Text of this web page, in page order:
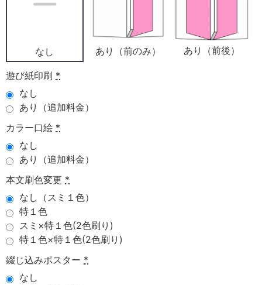
なし あり（前のみ） あり（前後）
遊び紙印刷 *
なし
あり（追加料金）
カラー口絵 *
なし
あり（追加料金）
本文刷色変更 *
なし（スミ１色）
特１色
スミ×特１色(2色刷り)
特１色×特１色(2色刷り)
綴じ込みポスター *
なし